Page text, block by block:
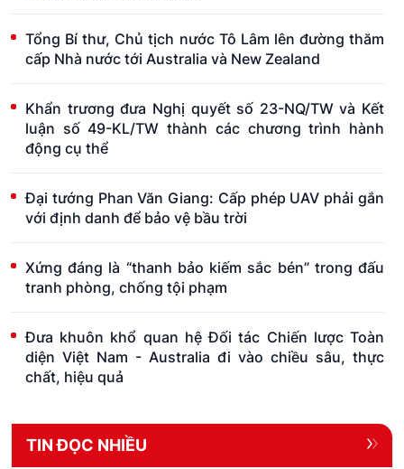
Tổng Bí thư, Chủ tịch nước Tô Lâm lên đường thăm
cấp Nhà nước tới Australia và New Zealand
Khẩn trương đưa Nghị quyết số 23-NQ/TW và Kết
luận số 49-KL/TW thành các chương trình hành
động cụ thể
Đại tướng Phan Văn Giang: Cấp phép UAV phải gắn
với định danh để bảo vệ bầu trời
Xứng đáng là “thanh bảo kiếm sắc bén” trong đấu
tranh phòng, chống tội phạm
Đưa khuôn khổ quan hệ Đối tác Chiến lược Toàn
diện Việt Nam - Australia đi vào chiều sâu, thực
chất, hiệu quả
TIN ĐỌC NHIỀU